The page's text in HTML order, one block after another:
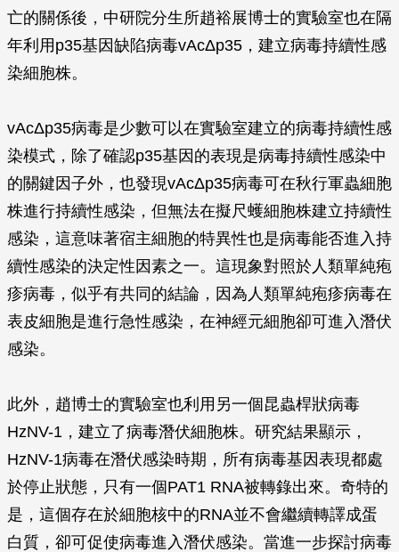
亡的關係後，中研院分生所趙裕展博士的實驗室也在隔
年利用p35基因缺陷病毒vAcΔp35，建立病毒持續性感
染細胞株。
vAcΔp35病毒是少數可以在實驗室建立的病毒持續性感
染模式，除了確認p35基因的表現是病毒持續性感染中
的關鍵因子外，也發現vAcΔp35病毒可在秋行軍蟲細胞
株進行持續性感染，但無法在擬尺蠖細胞株建立持續性
感染，這意味著宿主細胞的特異性也是病毒能否進入持
續性感染的決定性因素之一。這現象對照於人類單純疱
疹病毒，似乎有共同的結論，因為人類單純疱疹病毒在
表皮細胞是進行急性感染，在神經元細胞卻可進入潛伏
感染。
此外，趙博士的實驗室也利用另一個昆蟲桿狀病毒
HzNV-1，建立了病毒潛伏細胞株。研究結果顯示，
HzNV-1病毒在潛伏感染時期，所有病毒基因表現都處
於停止狀態，只有一個PAT1 RNA被轉錄出來。奇特的
是，這個存在於細胞核中的RNA並不會繼續轉譯成蛋
白質，卻可促使病毒進入潛伏感染。當進一步探討病毒